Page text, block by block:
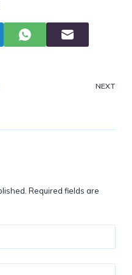
NEXT
Required fields are